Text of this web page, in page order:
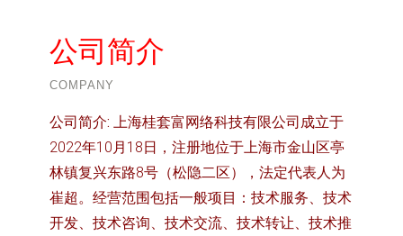
公司简介
COMPANY
公司简介: 上海桂套富网络科技有限公司成立于
2022年10月18日，注册地位于上海市金山区亭
林镇复兴东路8号（松隐二区），法定代表人为
崔超。经营范围包括一般项目：技术服务、技术
开发、技术咨询、技术交流、技术转让、技术推